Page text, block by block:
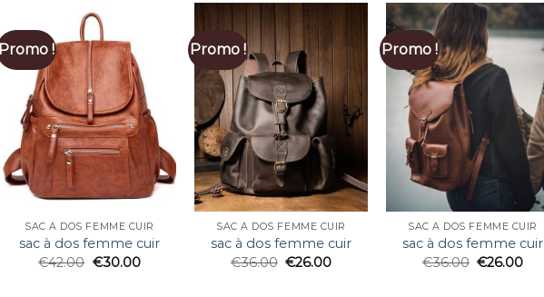
Promo !
SAC À DOS FEMME CUIR
sac à dos femme cuir
€42.00 €30.00
Promo !
SAC À DOS FEMME CUIR
sac à dos femme cuir
€36.00 €26.00
Promo !
SAC À DOS FEMME CUIR
sac à dos femme cuir
€36.00 €26.00